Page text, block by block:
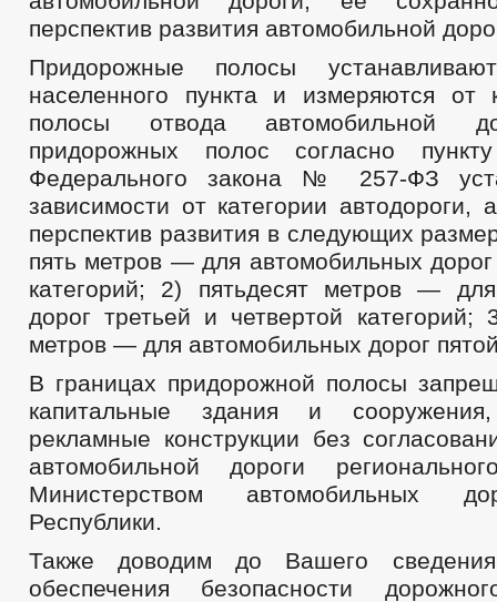
перспектив развития автомобильной
Придорожные полосы
населенного пункта и измеряются от
полосы отвода автомобильной
придорожных полос согласно
Федерального закона № 257-ФЗ
зависимости от категории автодороги,
перспектив развития в следующих
пять метров — для автомобильных
категорий; 2) пятьдесят метров —
дорог третьей и четвертой категорий;
метров — для автомобильных дорог
В границах придорожной полосы
капитальные здания и сооружения,
рекламные конструкции без
автомобильной дороги
Министерством автомобильных
Республики.
Также доводим до Вашего
обеспечения безопасности